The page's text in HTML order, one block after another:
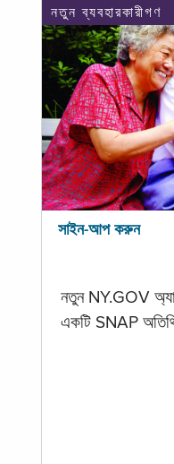
নতুন ব্যবহারকারীগণ
সাইন-আপ করুন
নতুন NY.GOV
একটি SNAP